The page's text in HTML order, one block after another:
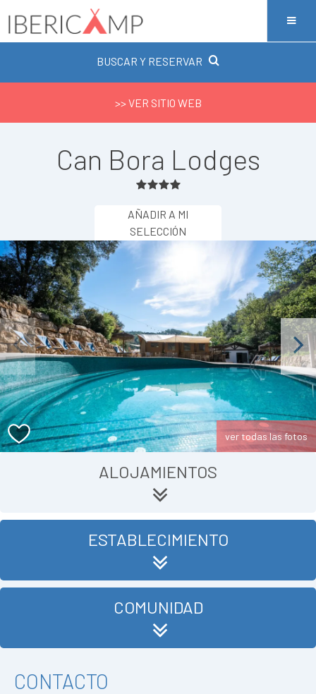
BUSCAR Y RESERVAR
>> VER SITIO WEB
Can Bora Lodges
AÑADIR A MI
SELECCIÓN
Next
ver todas las fotos
ALOJAMIENTOS
ESTABLECIMIENTO
COMUNIDAD
CONTACTO